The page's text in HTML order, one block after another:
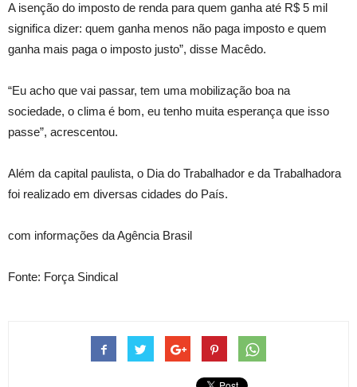
A isenção do imposto de renda para quem ganha até R$ 5 mil
significa dizer: quem ganha menos não paga imposto e quem
ganha mais paga o imposto justo”, disse Macêdo.
“Eu acho que vai passar, tem uma mobilização boa na
sociedade, o clima é bom, eu tenho muita esperança que isso
passe”, acrescentou.
Além da capital paulista, o Dia do Trabalhador e da Trabalhadora
foi realizado em diversas cidades do País.
com informações da Agência Brasil
Fonte: Força Sindical